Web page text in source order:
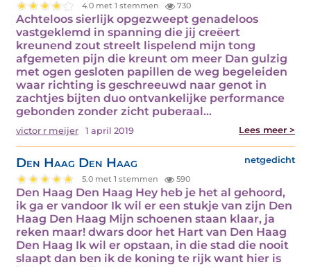
4.0 met 1 stemmen 730
Achteloos sierlijk opgezweept genadeloos
vastgeklemd in spanning die jij creëert
kreunend zout streelt lispelend mijn tong
afgemeten pijn die kreunt om meer Dan gulzig
met ogen gesloten papillen de weg begeleiden
waar richting is geschreeuwd naar genot in
zachtjes bijten duo ontvankelijke performance
gebonden zonder zicht puberaal…
victor r meijer 1 april 2019 Lees meer >
Den Haag Den Haag netgedicht
5.0 met 1 stemmen 590
Den Haag Den Haag Hey heb je het al gehoord,
ik ga er vandoor Ik wil er een stukje van zijn Den
Haag Den Haag Mijn schoenen staan klaar, ja
reken maar! dwars door het Hart van Den Haag
Den Haag Ik wil er opstaan, in die stad die nooit
slaapt dan ben ik de koning te rijk want hier is